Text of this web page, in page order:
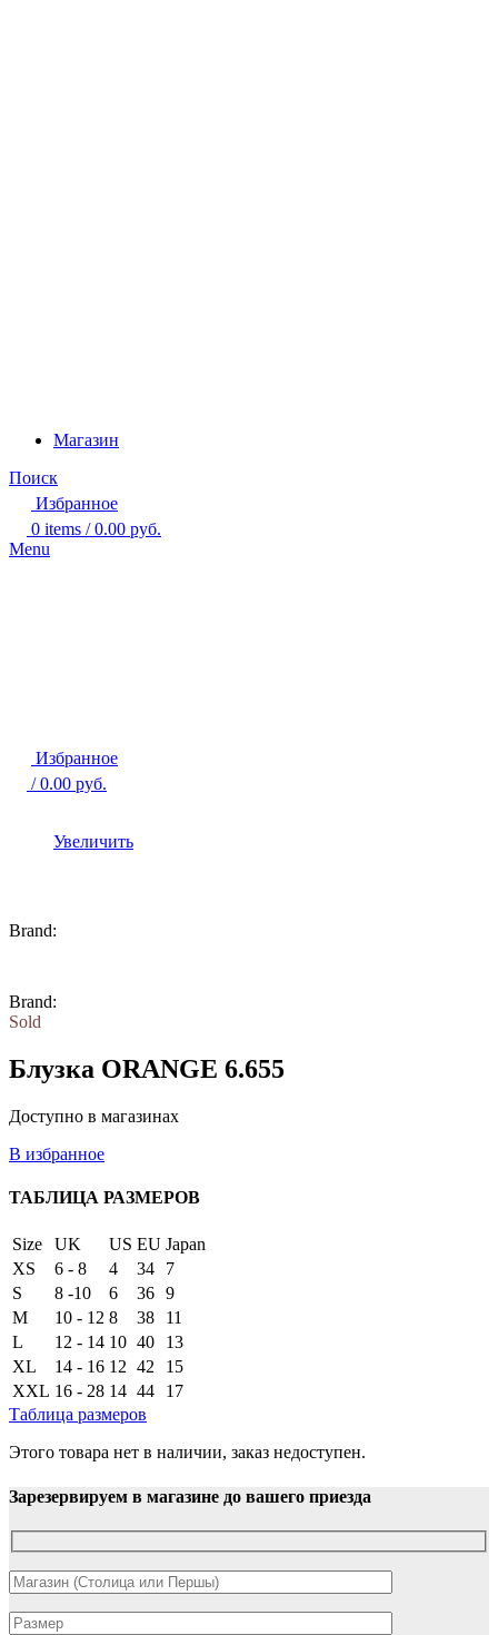
Магазин
Поиск
Избранное
0 items / 0.00 руб.
Menu
Избранное
/ 0.00 руб.
Увеличить
Brand:
Brand:
Sold
Блузка ORANGE 6.655
Доступно в магазинах
В избранное
ТАБЛИЦА РАЗМЕРОВ
Size UK US EU Japan
XS
6 - 8 4 34
7
S
8 -10 6 36 9
M
10 - 12 8 38
11
L
12 - 14 10 40
13
XL
14 - 16 12 42
15
XXL 16 - 28 14 44
17
Таблица размеров
Этого товара нет в наличии, заказ недоступен.
Зарезервируем в магазине до вашего приезда